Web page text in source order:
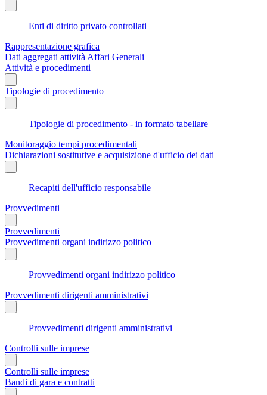
Enti di diritto privato controllati
Rappresentazione grafica
Dati aggregati attività Affari Generali
Attività e procedimenti
Tipologie di procedimento
Tipologie di procedimento - in formato tabellare
Monitoraggio tempi procedimentali
Dichiarazioni sostitutive e acquisizione d'ufficio dei dati
Recapiti dell'ufficio responsabile
Provvedimenti
Provvedimenti
Provvedimenti organi indirizzo politico
Provvedimenti organi indirizzo politico
Provvedimenti dirigenti amministrativi
Provvedimenti dirigenti amministrativi
Controlli sulle imprese
Controlli sulle imprese
Bandi di gara e contratti